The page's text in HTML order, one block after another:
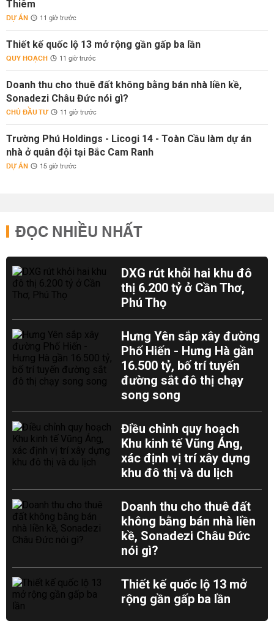
Thiêm
DỰ ÁN 11 giờ trước
Thiết kế quốc lộ 13 mở rộng gần gấp ba lần
QUY HOẠCH 11 giờ trước
Doanh thu cho thuê đất không bằng bán nhà liền kề,
Sonadezi Châu Đức nói gì?
CHỦ ĐẦU TƯ 11 giờ trước
Trường Phú Holdings - Licogi 14 - Toàn Cầu làm dự án
nhà ở quân đội tại Bắc Cam Ranh
DỰ ÁN 15 giờ trước
ĐỌC NHIỀU NHẤT
DXG rút khỏi hai khu đô
thị 6.200 tỷ ở Cần Thơ,
Phú Thọ
Hưng Yên sắp xây đường
Phố Hiến - Hưng Hà gần
16.500 tỷ, bố trí tuyến
đường sắt đô thị chạy
song song
Điều chỉnh quy hoạch
Khu kinh tế Vũng Áng,
xác định vị trí xây dựng
khu đô thị và du lịch
Doanh thu cho thuê đất
không bằng bán nhà liền
kề, Sonadezi Châu Đức
nói gì?
Thiết kế quốc lộ 13 mở
rộng gần gấp ba lần